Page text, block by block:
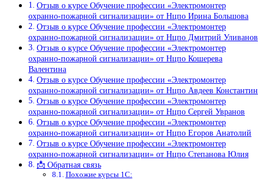
Отзыв о курсе Обучение профессии «Электромонтер
охранно-пожарной сигнализации» от Нцпо Ирина Большова
Отзыв о курсе Обучение профессии «Электромонтер
охранно-пожарной сигнализации» от Нцпо Дмитрий Уливанов
Отзыв о курсе Обучение профессии «Электромонтер
охранно-пожарной сигнализации» от Нцпо Кошерева
Валентина
Отзыв о курсе Обучение профессии «Электромонтер
охранно-пожарной сигнализации» от Нцпо Авдеев Константин
Отзыв о курсе Обучение профессии «Электромонтер
охранно-пожарной сигнализации» от Нцпо Сергей Увранов
Отзыв о курсе Обучение профессии «Электромонтер
охранно-пожарной сигнализации» от Нцпо Егоров Анатолий
Отзыв о курсе Обучение профессии «Электромонтер
охранно-пожарной сигнализации» от Нцпо Степанова Юлия
📩 Обратная связь
Похожие курсы 1С: